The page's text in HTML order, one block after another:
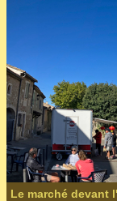
Le marché devant